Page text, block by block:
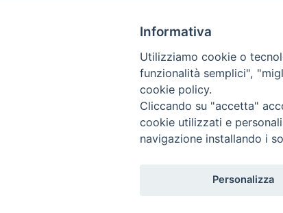
Copyright © 2019 - Tutti i diritti riservati -
Informativa
Utilizziamo cookie o
funzionalità semplici",
cookie policy.
Cliccando su "accetta"
cookie utilizzati e
navigazione installando i
Personalizza